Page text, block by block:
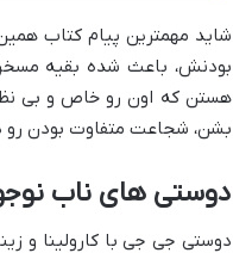
شاید مهمترین پیام کتاب
بودنش، باعث شده بقیه
هستن که اون رو خاص و بی
بشن، شجاعت متفاوت بودن رو
دوستی های ناب
دوستی جی جی با کارولینا و